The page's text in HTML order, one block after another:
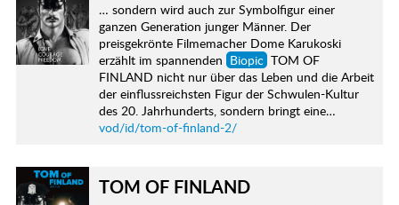
… sondern wird auch zur Symbolfigur einer
ganzen Generation junger Männer. Der
preisgekrönte Filmemacher Dome Karukoski
erzählt im spannenden Biopic TOM OF
FINLAND nicht nur über das Leben und die Arbeit
der einflussreichsten Figur der Schwulen-Kultur
des 20. Jahrhunderts, sondern bringt eine…
vod/id/tom-of-finland-2/
TOM OF FINLAND